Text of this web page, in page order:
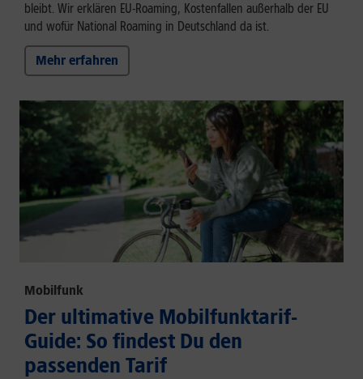
bleibt. Wir erklären EU-Roaming, Kostenfallen außerhalb der EU
und wofür National Roaming in Deutschland da ist.
Mehr erfahren
Mobilfunk
Der ultimative Mobilfunktarif-
Guide: So findest Du den
passenden Tarif